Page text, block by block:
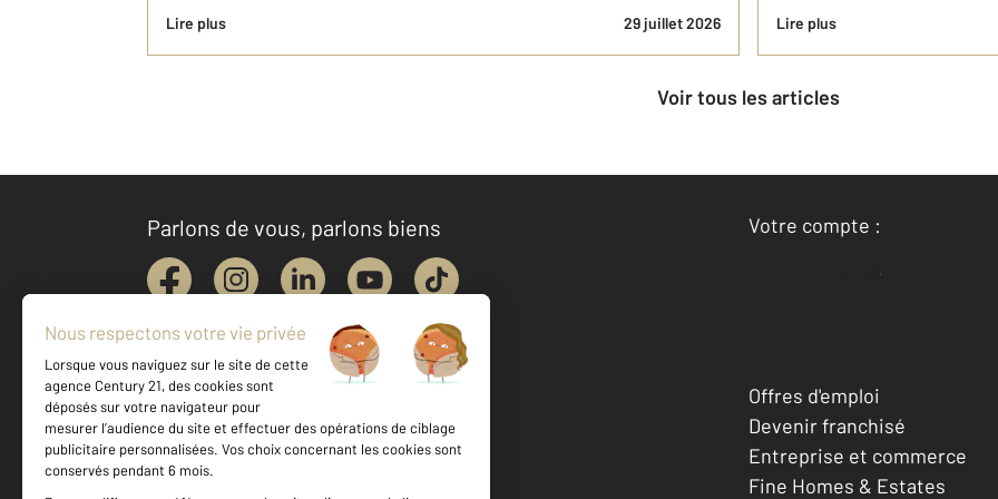
Lire plus 29 juillet 2026 Lire plus
Voir tous les articles
Parlons de vous, parlons biens
Votre compte :
Accéder à mon compte
Votre agence est notée
Offres d'emploi
Devenir franchisé
Entreprise et commerce
Fine Homes & Estates